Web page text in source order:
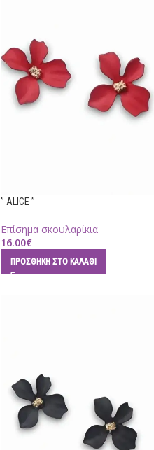
” ALICE ”
Επίσημα σκουλαρίκια
16.00€
ΠΡΟΣΘΉΚΗ ΣΤΟ ΚΑΛΆΘΙ